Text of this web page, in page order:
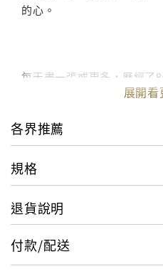
的心。
每天畫一張或更多，歷經了
得再這樣白等下去也不是辦
大受感動，當下決定重回兩
一支手機號碼便是這本書的
在這世界上每一個人可以用
歌、一張照片來代表自己。
展開看
各界推薦
規格
退貨說明
付款/配送